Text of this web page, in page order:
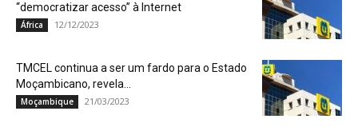
“democratizar acesso” à Internet
África 12/12/2023
TMCEL continua a ser um fardo para o Estado
Moçambicano, revela...
Moçambique 21/03/2023